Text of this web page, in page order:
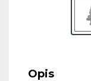
Opis